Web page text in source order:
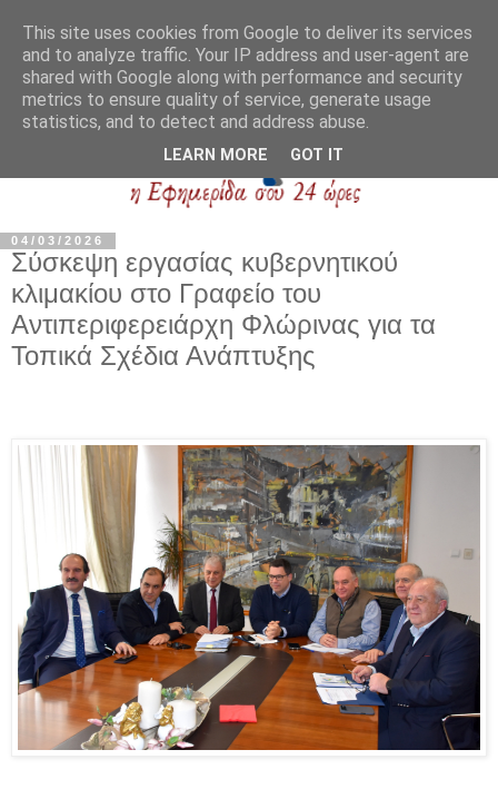
04/03/2026
Σύσκεψη εργασίας κυβερνητικού
κλιμακίου στο Γραφείο του
Αντιπεριφερειάρχη Φλώρινας για τα
Τοπικά Σχέδια Ανάπτυξης
This site uses cookies from Google to deliver its services
and to analyze traffic. Your IP address and user-agent are
shared with Google along with performance and security
metrics to ensure quality of service, generate usage
statistics, and to detect and address abuse.
LEARN MORE GOT IT